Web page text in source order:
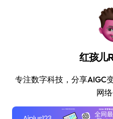
红孩儿
专注数字科技，分享AIGC
网